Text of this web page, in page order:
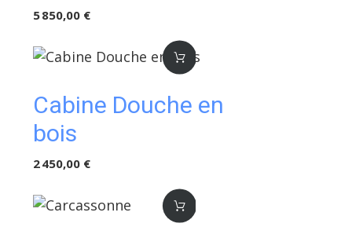
5 850,00 €
Cabine Douche en
bois
2 450,00 €